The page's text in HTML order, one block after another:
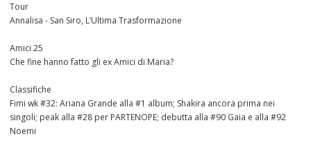
Tour
Annalisa - San Siro, L’Ultima Trasformazione
Amici 25
Che fine hanno fatto gli ex Amici di Maria?
Classifiche
Fimi wk #32: Ariana Grande alla #1 album; Shakira ancora prima nei
singoli; peak alla #28 per PARTENOPE; debutta alla #90 Gaia e alla #92
Noemi